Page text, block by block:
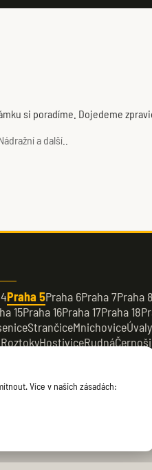
si poradíme. Dojedeme
a další..
Praha 5Praha 6Praha 7Praha 8
15Praha 16Praha 17Praha 18
StrančiceMnichoviceÚvaly
RoztokyHostiviceRudná
Více v našich zásadách: